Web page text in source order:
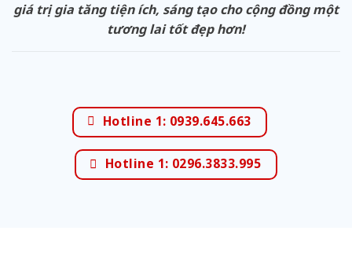
giá trị gia tăng tiện ích, sáng tạo cho cộng đồng một
tương lai tốt đẹp hơn!
Hotline 1: 0939.645.663
Hotline 1: 0296.3833.995